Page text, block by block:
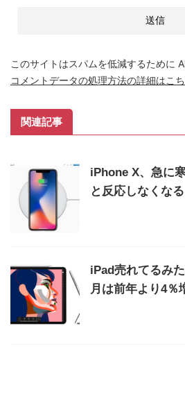
このサイトはスパムを低減するために
コメントデータの処理方法の詳細はこ
関連記事
iPhone X、急に
と反応しなくなる
iPad売れてるみ
月は前年より4％